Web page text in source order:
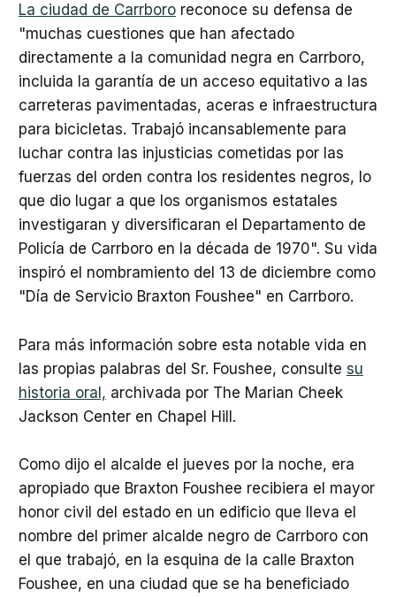
La ciudad de Carrbororeconoce su defensa de
"muchas cuestiones que han afectado
directamente a la comunidad negra en Carrboro,
incluida la garantía de un acceso equitativo a las
carreteras pavimentadas, aceras e infraestructura
para bicicletas. Trabajó incansablemente para
luchar contra las injusticias cometidas por las
fuerzas del orden contra los residentes negros, lo
que dio lugar a que los organismos estatales
investigaran y diversificaran el Departamento de
Policía de Carrboro en la década de 1970". Su vida
inspiró el nombramiento del 13 de diciembre como
"Día de Servicio Braxton Foushee" en Carrboro.
Para más información sobre esta notable vida en
las propias palabras del Sr. Foushee, consulte su
historia oral, archivada por The Marian Cheek
Jackson Center en Chapel Hill.
Como dijo el alcalde el jueves por la noche, era
apropiado que Braxton Foushee recibiera el mayor
honor civil del estado en un edificio que lleva el
nombre del primer alcalde negro de Carrboro con
el que trabajó, en la esquina de la calle Braxton
Foushee, en una ciudad que se ha beneficiado